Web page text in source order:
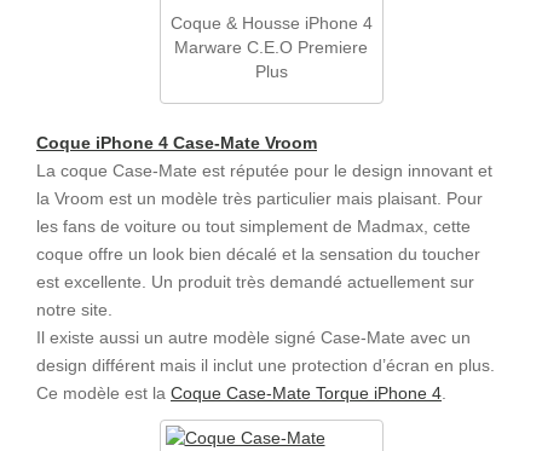
Coque & Housse iPhone 4
Marware C.E.O Premiere
Plus
Coque iPhone 4 Case-Mate Vroom
La coque Case-Mate est réputée pour le design innovant et
la Vroom est un modèle très particulier mais plaisant. Pour
les fans de voiture ou tout simplement de Madmax, cette
coque offre un look bien décalé et la sensation du toucher
est excellente. Un produit très demandé actuellement sur
notre site.
Il existe aussi un autre modèle signé Case-Mate avec un
design différent mais il inclut une protection d’écran en plus.
Ce modèle est la Coque Case-Mate Torque iPhone 4